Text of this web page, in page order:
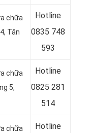
chữa
Tân
Hotline
0835 748
593
chữa
5,
Hotline
0825 281
514
chữa
Hotline